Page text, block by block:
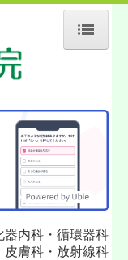
器内科・循環器科
皮膚科・放射線科